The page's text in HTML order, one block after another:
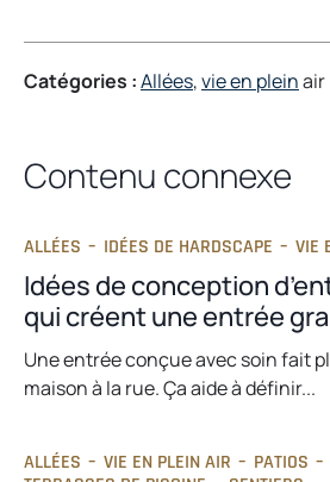
Catégories :Allées, vie en pleinair
Contenu connexe
ALLÉES – IDÉES DE HARDSCAPE – VIE
Idées de conception
qui créent une entrée
Une entrée conçue avec soin fait
maison à la rue. Ça aide à définir...
ALLÉES – VIE EN PLEIN AIR – PATIOS –